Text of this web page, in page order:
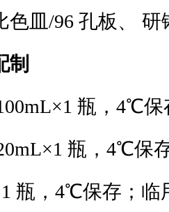
色皿/96 孔板、
制
瓶，4℃保
瓶，4℃保
瓶，4℃保存；临